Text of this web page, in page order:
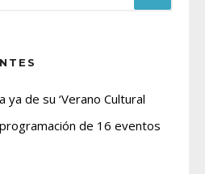
de su ‘Verano Cultural
de 16 eventos